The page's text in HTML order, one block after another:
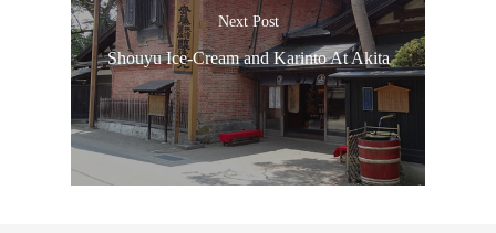
Next Post
Shouyu Ice-Cream and Karinto At Akita
ประเทศญี่ปุ่น